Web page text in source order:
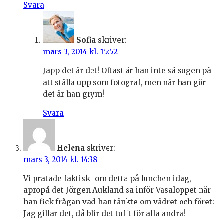
Svara
Sofia skriver:
mars 3, 2014 kl. 15:52
Japp det är det! Oftast är han inte så sugen på
att ställa upp som fotograf, men när han gör
det är han grym!
Svara
Helena skriver:
mars 3, 2014 kl. 14:38
Vi pratade faktiskt om detta på lunchen idag,
apropå det Jörgen Aukland sa inför Vasaloppet när
han fick frågan vad han tänkte om vädret och föret:
Jag gillar det, då blir det tufft för alla andra!